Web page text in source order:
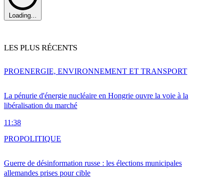
Loading...
LES PLUS RÉCENTS
La pénurie d'énergie nucléaire en Hongrie ouvre la voie à la
libéralisation du marché
11:38
PROENERGIE, ENVIRONNEMENT ET TRANSPORT
Guerre de désinformation russe : les élections municipales
allemandes prises pour cible
PROPOLITIQUE